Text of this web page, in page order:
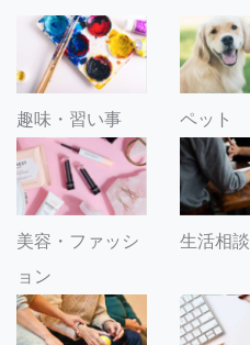
趣味・習い事 ペット
美容・ファッシ
ョン
生活相談